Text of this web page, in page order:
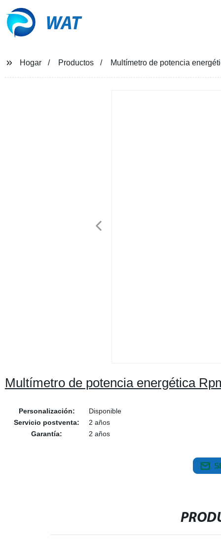
WAT
Hogar Productos Multímetro de potencia
Multímetro de potencia energética
Personalización:
Disponible
Servicio postventa:
2 años
Garantía:
2 años